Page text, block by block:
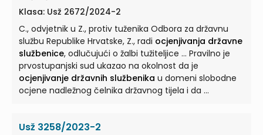
Klasa: Usž 2672/2024-2
C., odvjetnik u Z., protiv tuženika Odbora za državnu
službu Republike Hrvatske, Z., radi ocjenjivanja državne
službenice, odlučujući o žalbi tužiteljice ... Pravilno je
prvostupanjski sud ukazao na okolnost da je
ocjenjivanje državnih službenika u domeni slobodne
ocjene nadležnog čelnika državnog tijela i da ...
Usž 3258/2023-2